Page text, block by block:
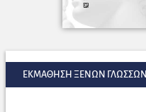
ΕΚΜΑΘΗΣΗ ΞΕΝΩΝ ΓΛΩΣΣΩΝ